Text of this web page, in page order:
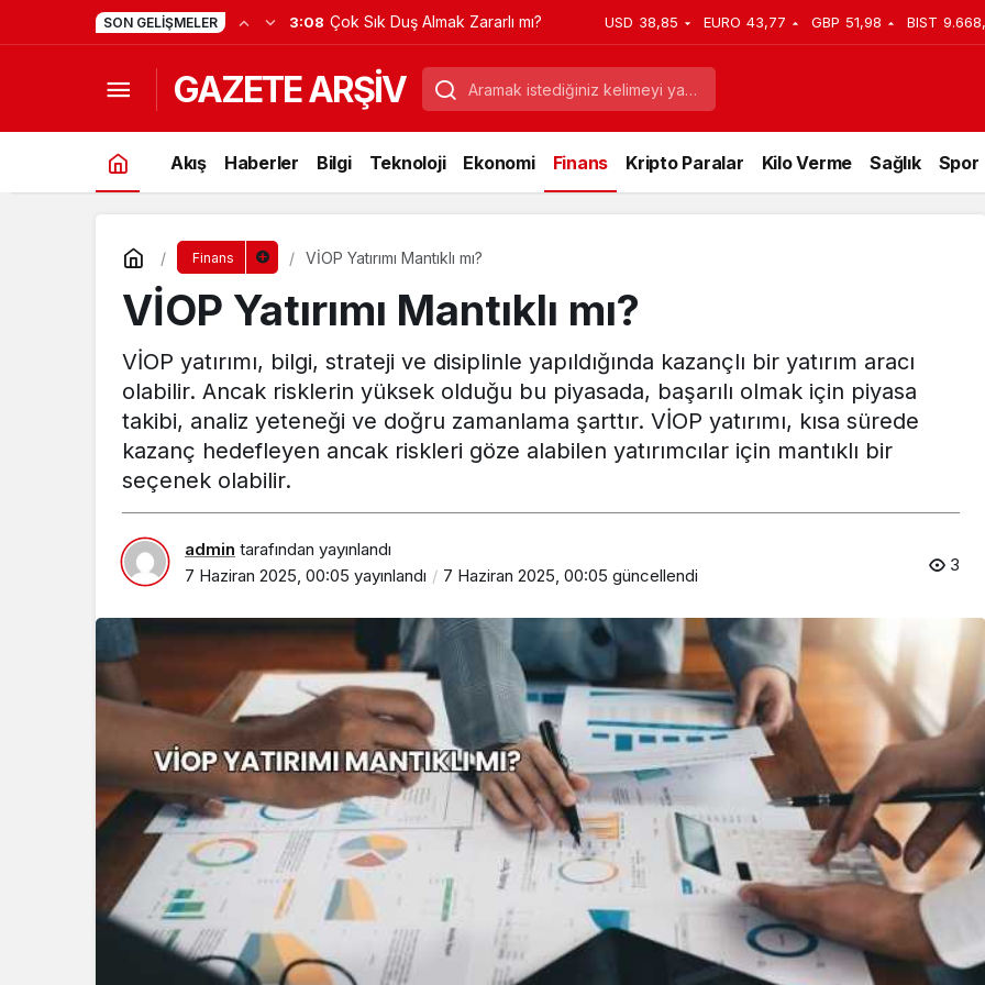
SON GELIŞMELER 3:08 Çok Sık Duş Almak Zararlı mı? USD 38,85 EURO 43,77 GBP 51,98 BIST
GAZETE ARŞİV
Akış Haberler Bilgi Teknoloji Ekonomi Finans Kripto Paralar Kilo Verme Sağlık Spor
Finans VİOP Yatırımı Mantıklı mı?
VİOP Yatırımı Mantıklı mı?
VİOP yatırımı, bilgi, strateji ve disiplinle yapıldığında kazançlı bir yatırım aracı
olabilir. Ancak risklerin yüksek olduğu bu piyasada, başarılı olmak için piyasa
takibi, analiz yeteneği ve doğru zamanlama şarttır. VİOP yatırımı, kısa sürede
kazanç hedefleyen ancak riskleri göze alabilen yatırımcılar için mantıklı bir
seçenek olabilir.
admin tarafından yayınlandı
7 Haziran 2025, 00:05 yayınlandı 7 Haziran 2025, 00:05 güncellendi 3